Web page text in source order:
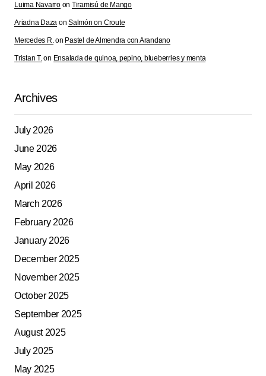
Luima Navarroon Tiramisú de Mango
Ariadna Daza onSalmón on Croute
Mercedes R.on Pastel de Almendra con Arandano
Tristan T.on Ensalada de quinoa, pepino, blueberries y menta
Archives
July 2026
June 2026
May 2026
April 2026
March 2026
February 2026
January 2026
December 2025
November 2025
October 2025
September 2025
August 2025
July 2025
May 2025